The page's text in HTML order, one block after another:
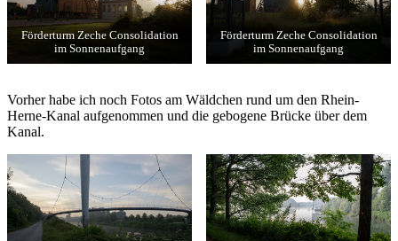
Förderturm Zeche Consolidation
im Sonnenaufgang
Förderturm Zeche Consolidation
im Sonnenaufgang
Vorher habe ich noch Fotos am Wäldchen rund um den Rhein-
Herne-Kanal aufgenommen und die gebogene Brücke über dem
Kanal.